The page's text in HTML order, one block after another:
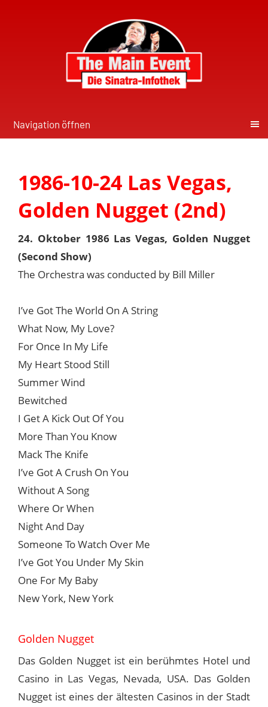
Navigation öffnen
1986-10-24 Las Vegas,
Golden Nugget (2nd)
24. Oktober 1986 Las Vegas, Golden Nugget
(Second Show)
The Orchestra was conducted by Bill Miller
I’ve Got The World On A String
What Now, My Love?
For Once In My Life
My Heart Stood Still
Summer Wind
Bewitched
I Get A Kick Out Of You
More Than You Know
Mack The Knife
I’ve Got A Crush On You
Without A Song
Where Or When
Night And Day
Someone To Watch Over Me
I’ve Got You Under My Skin
One For My Baby
New York, New York
Golden Nugget
Das Golden Nugget ist ein berühmtes Hotel und
Casino in Las Vegas, Nevada, USA. Das Golden
Nugget ist eines der ältesten Casinos in der Stadt